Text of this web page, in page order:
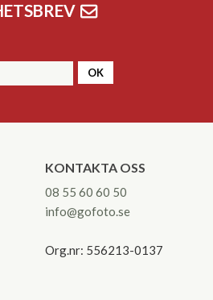
OK
KONTAKTA OSS
08 55 60 60 50
info@gofoto.se
Org.nr: 556213-0137